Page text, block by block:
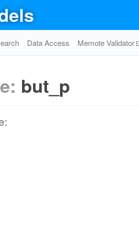
Data Access Memote Validator
but_p